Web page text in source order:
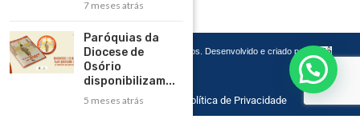
Copyright 2026 – Todos os Direitos Reservados. Desenvolvido e criado por
Cadô
Agência de Marketing
Home Contato Política de Privacidade
7 meses atrás
Paróquias da
Diocese de
Osório
disponibilizam...
5 meses atrás